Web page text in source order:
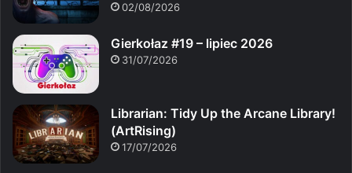
02/08/2026
Gierkołaz #19 – lipiec 2026
31/07/2026
Librarian: Tidy Up the Arcane Library!
(ArtRising)
17/07/2026